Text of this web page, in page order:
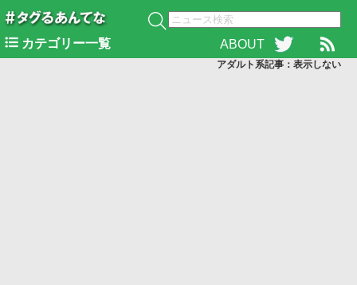
カテゴリー一覧 ABOUT
アダルト系記事：表示しない